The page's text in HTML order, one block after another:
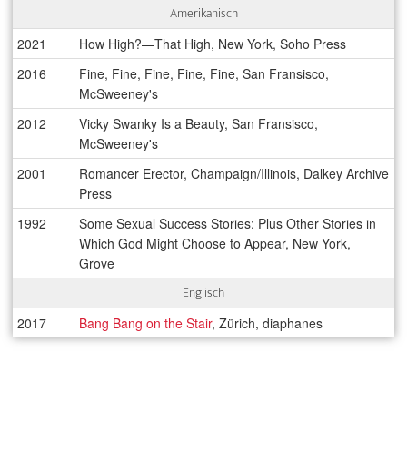
Amerikanisch
2021
How High?—That High, New York, Soho Press
2016
Fine, Fine, Fine, Fine, Fine, San Fransisco,
McSweeney's
2012
Vicky Swanky Is a Beauty, San Fransisco,
McSweeney's
2001
Romancer Erector, Champaign/Illinois, Dalkey Archive
Press
1992
Some Sexual Success Stories: Plus Other Stories in
Which God Might Choose to Appear, New York,
Grove
Englisch
2017 Bang Bang on the Stair, Zürich, diaphanes